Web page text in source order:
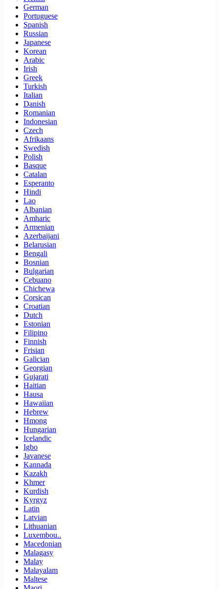
German
Portuguese
Spanish
Russian
Japanese
Korean
Arabic
Irish
Greek
Turkish
Italian
Danish
Romanian
Indonesian
Czech
Afrikaans
Swedish
Polish
Basque
Catalan
Esperanto
Hindi
Lao
Albanian
Amharic
Armenian
Azerbaijani
Belarusian
Bengali
Bosnian
Bulgarian
Cebuano
Chichewa
Corsican
Croatian
Dutch
Estonian
Filipino
Finnish
Frisian
Galician
Georgian
Gujarati
Haitian
Hausa
Hawaiian
Hebrew
Hmong
Hungarian
Icelandic
Igbo
Javanese
Kannada
Kazakh
Khmer
Kurdish
Kyrgyz
Latin
Latvian
Lithuanian
Luxembou..
Macedonian
Malagasy
Malay
Malayalam
Maltese